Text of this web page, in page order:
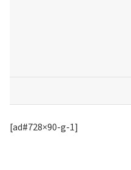
[ad#728×90-g-1]